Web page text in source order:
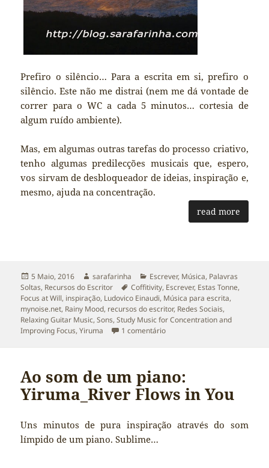
Prefiro o silêncio… Para a escrita em si, prefiro o
silêncio. Este não me distrai (nem me dá vontade de
correr para o WC a cada 5 minutos… cortesia de
algum ruído ambiente).
Mas, em algumas outras tarefas do processo criativo,
tenho algumas predilecções musicais que, espero,
vos sirvam de desbloqueador de ideias, inspiração e,
mesmo, ajuda na concentração.
read more
Publicado
a
5 Maio, 2016 Autor
sarafarinha Categorias
Escrever, Música, Palavras
Soltas, Recursos do Escritor Etiquetas
Coffitivity, Escrever, Estas Tonne,
Focus at Will, inspiração, Ludovico Einaudi, Música para escrita,
mynoise.net, Rainy Mood, recursos do escritor, Redes Sociais,
Relaxing Guitar Music,Sons,Study Music for Concentration and
Improving Focus,Yiruma 1 comentárioem Recursos do Escritor:
Ao som de um piano:
Yiruma_River Flows in You
Uns minutos de pura inspiração através do som
límpido de um piano. Sublime…